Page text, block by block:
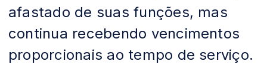
afastado de suas funções, mas
continua recebendo vencimentos
proporcionais ao tempo de serviço.